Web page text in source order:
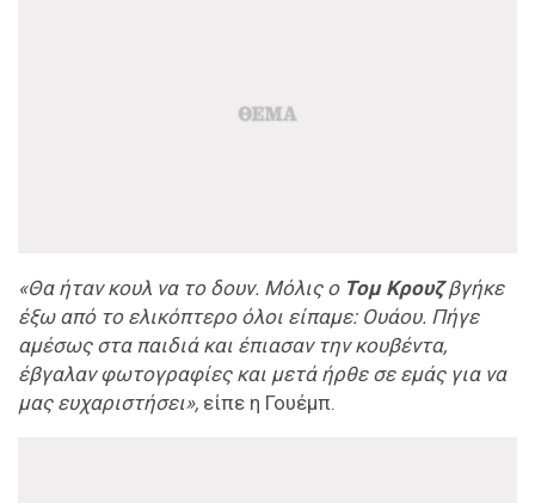
«Θα ήταν κουλ να το δουν. Μόλις ο Τομ Κρουζβγήκε
έξω από το ελικόπτερο όλοι είπαμε: Ουάου. Πήγε
αμέσως στα παιδιά και έπιασαν την κουβέντα,
έβγαλαν φωτογραφίες και μετά ήρθε σε εμάς για να
μας ευχαριστήσει», είπε η Γουέμπ.